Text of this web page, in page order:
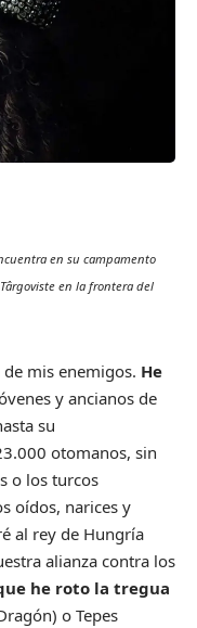
en su campamento
en la frontera del
mis enemigos. He
y ancianos de
su
otomanos, sin
o los turcos
oídos, narices y
al rey de Hungría
alianza contra los
he roto la tregua
o Tepes